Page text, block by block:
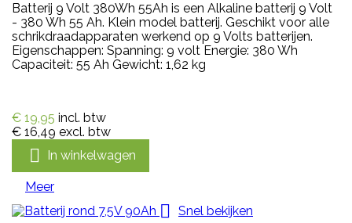
Batterij 9 Volt 380Wh 55Ah is een Alkaline batterij 9 Volt
- 380 Wh 55 Ah. Klein model batterij. Geschikt voor alle
schrikdraadapparaten werkend op 9 Volts batterijen.
Eigenschappen: Spanning: 9 volt Energie: 380 Wh
Capaciteit: 55 Ah Gewicht: 1,62 kg
€ 19,95 incl. btw
€ 16,49 excl. btw
 In winkelwagen
Meer

Snel bekijken